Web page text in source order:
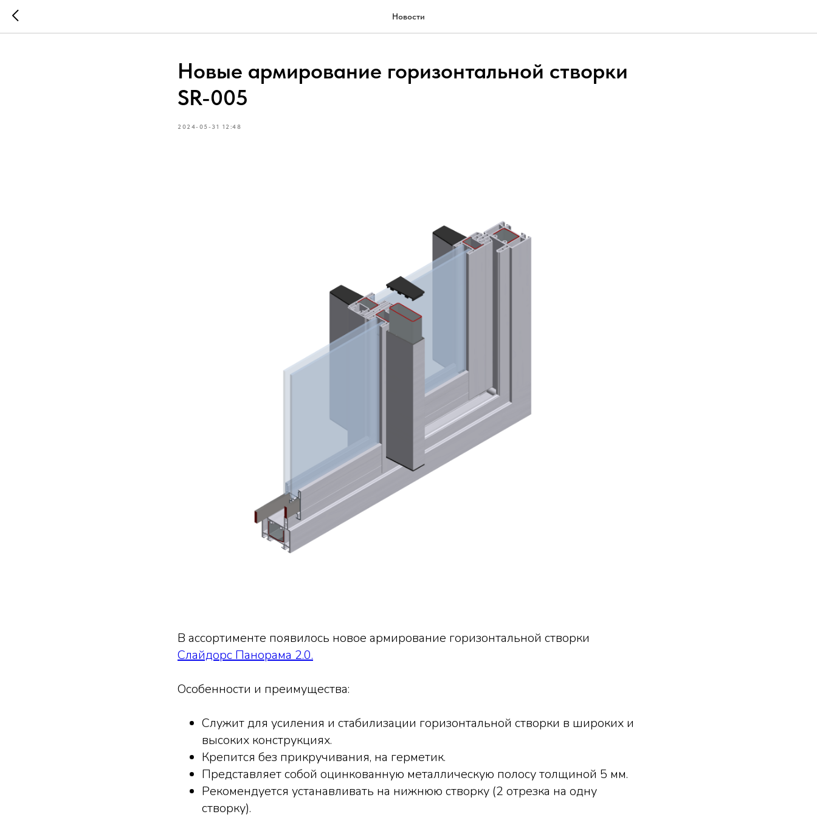
Новости
Новые армирование горизонтальной створки
SR-005
2024-05-31 12:48
В ассортименте появилось новое армирование горизонтальной створки
Слайдорс Панорама 2.0.
Особенности и преимущества:
Служит для усиления и стабилизации горизонтальной створки в широких и
высоких конструкциях.
Крепится без прикручивания, на герметик.
Представляет собой оцинкованную металлическую полосу толщиной 5 мм.
Рекомендуется устанавливать на нижнюю створку (2 отрезка на одну
створку).